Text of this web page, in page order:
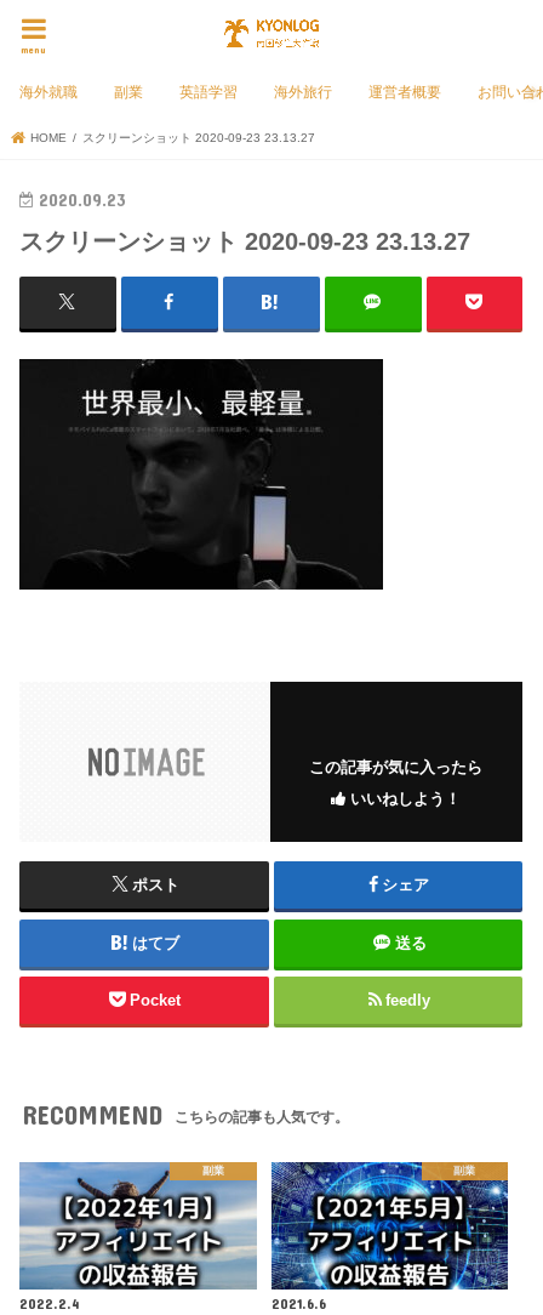
menu
海外就職 副業 英語学習 海外旅行 運営者概要 お問い合
HOME スクリーンショット 2020-09-23 23.13.27
2020.09.23
スクリーンショット 2020-09-23 23.13.27
この記事が気に入ったら
いいねしよう！
ポスト シェア
はてブ 送る
Pocket feedly
RECOMMEND こちらの記事も人気です。
副業
2022.2.4
副業
2021.6.6